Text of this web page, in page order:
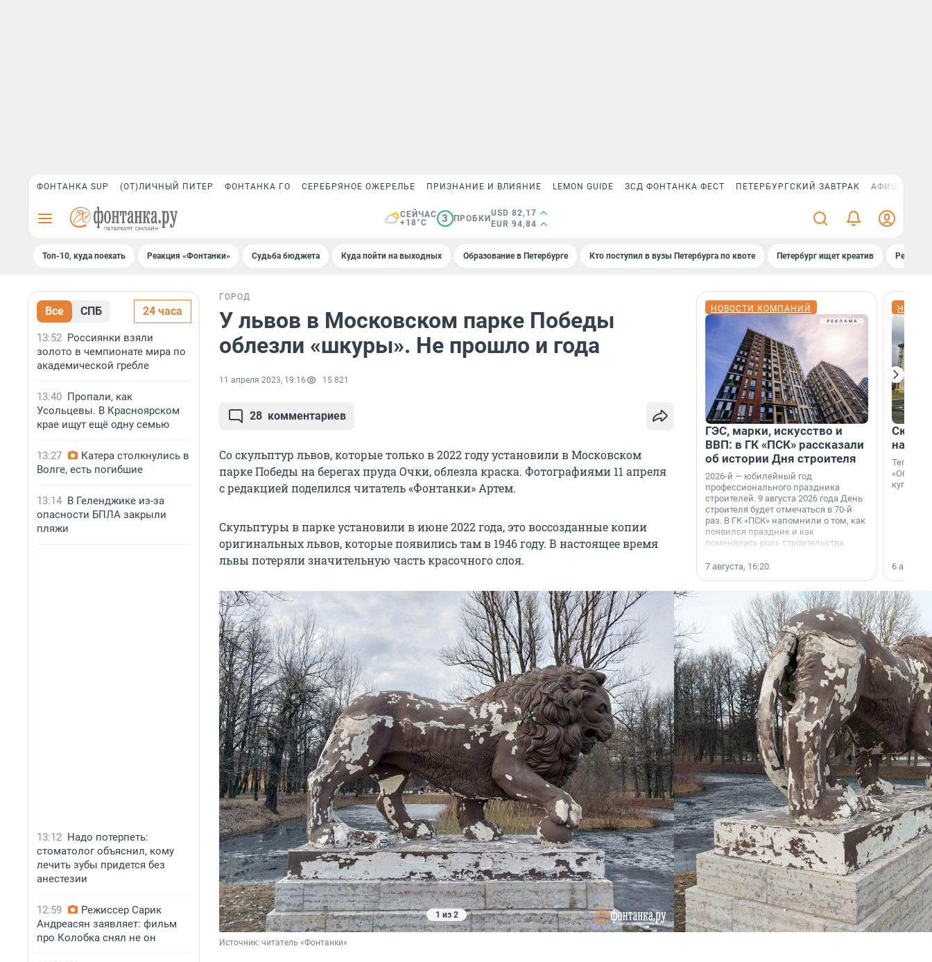
ФОНТАНКА SUP (ОТ)ЛИЧНЫЙ ПИТЕР ФОНТАНКА ГО СЕРЕБРЯНОЕ ОЖЕРЕЛЬЕ ПРИЗНАНИЕ И ВЛИЯНИЕ LEMON GUIDE ЗСД ФОНТАНКА ФЕСТ ПЕТЕРБУРГСКИЙ ЗАВТРАК АФИША PLUS
СЕЙЧАС
+18°C
3 ПРОБКИ
USD 82,17
EUR 94,84
Топ-10, куда поехать Реакция «Фонтанки» Судьба бюджета Куда пойти на выходных Образование в Петербурге Кто поступил в вузы Петербурга по квоте Петербург ищет креатив
Все СПБ 24 часа
13:52 Россиянки взяли
золото в чемпионате мира по
академической гребле
13:40 Пропали, как
Усольцевы. В Красноярском
крае ищут ещё одну семью
13:27
Катера столкнулись в
Волге, есть погибшие
13:14 В Геленджике из-за
опасности БПЛА закрыли
пляжи
13:12 Надо потерпеть:
стоматолог объяснил, кому
лечить зубы придется без
анестезии
12:59
Режиссер Сарик
Андреасян заявляет: фильм
про Колобка снял не он
ГОРОД
У львов в Московском парке Победы
облезли «шкуры». Не прошло и года
11 апреля 2023, 19:16 15 821
28 комментариев
Со скульптур львов, которые только в 2022 году установили в Московском
парке Победы на берегах пруда Очки, облезла краска. Фотографиями 11 апреля
с редакцией поделился читатель «Фонтанки» Артем.
Скульптуры в парке установили в июне 2022 года, это воссозданные копии
оригинальных львов, которые появились там в 1946 году. В настоящее время
львы потеряли значительную часть красочного слоя.
1 из 2
Источник: читатель «Фонтанки»
НОВОСТИ КОМПАНИЙ
ГЭС, марки, искусство и
ВВП: в ГК «ПСК» рассказали
об истории Дня строителя
2026-й — юбилейный год
профессионального праздника
строителей. 9 августа 2026 года День
строителя будет отмечаться в 70-й
раз. В ГК «ПСК» напомнили о том, как
появился праздник и как
поменялась роль строительства.
7 августа, 16:20
на
Теперь
купить
6